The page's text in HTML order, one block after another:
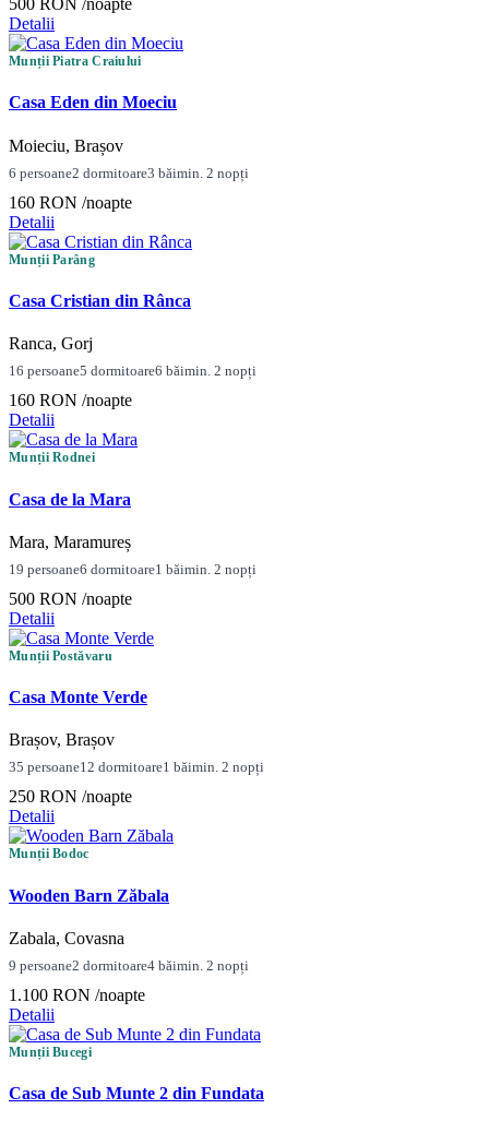
500 RON /noapte
Detalii
Munții Piatra Craiului
Casa Eden din Moeciu
Moieciu, Brașov
6 persoane2 dormitoare3 băimin. 2 nopți
160 RON /noapte
Detalii
Munții Parâng
Casa Cristian din Rânca
Ranca, Gorj
16 persoane5 dormitoare6 băimin. 2 nopți
160 RON /noapte
Detalii
Munții Rodnei
Casa de la Mara
Mara, Maramureș
19 persoane6 dormitoare1 băimin. 2 nopți
500 RON /noapte
Detalii
Munții Postăvaru
Casa Monte Verde
Brașov, Brașov
35 persoane12 dormitoare1 băimin. 2 nopți
250 RON /noapte
Detalii
Munții Bodoc
Wooden Barn Zăbala
Zabala, Covasna
9 persoane2 dormitoare4 băimin. 2 nopți
1.100 RON /noapte
Detalii
Munții Bucegi
Casa de Sub Munte 2 din Fundata